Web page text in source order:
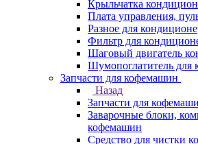
Крыльчатка
Плата управления,
Разное для
Фильтр для
Шаговый двигатель
Шумопоглатитель для
Запчасти для кофемашин
Назад
Запчасти для
Заварочные блоки,
кофемашин
Средство для чистки